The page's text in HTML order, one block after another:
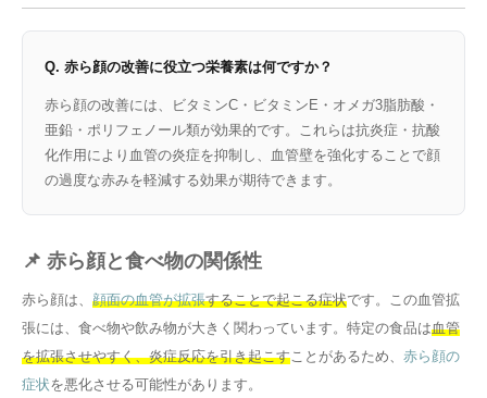
Q. 赤ら顔の改善に役立つ栄養素は何ですか？
赤ら顔の改善には、ビタミンC・ビタミンE・オメガ3脂肪酸・
亜鉛・ポリフェノール類が効果的です。これらは抗炎症・抗酸
化作用により血管の炎症を抑制し、血管壁を強化することで顔
の過度な赤みを軽減する効果が期待できます。
📌 赤ら顔と食べ物の関係性
赤ら顔は、 顔面の血管が拡張することで起こる症状です。この血管拡
張には、食べ物や飲み物が大きく関わっています。特定の食品は血管
を拡張させやすく、炎症反応を引き起こすことがあるため、 赤ら顔の
症状を悪化させる可能性があります。